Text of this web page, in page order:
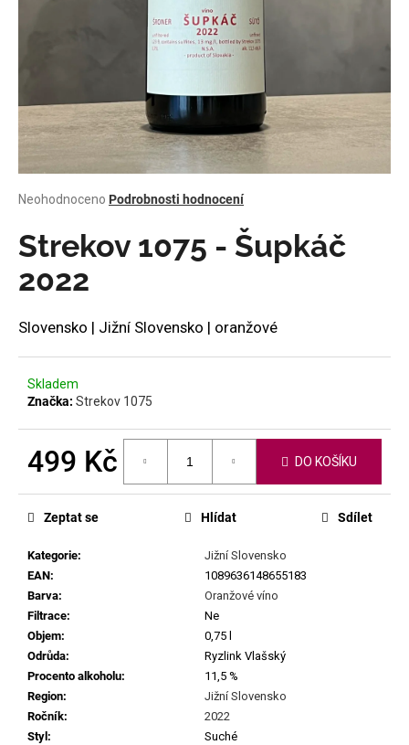
Průměrné
produktu
je
z
hvězdiček.
Neohodnoceno Podrobnosti hodnocení
Strekov 1075 - Šupkáč
2022
Slovensko | Jižní Slovensko | oranžové
Skladem
Značka: Strekov 1075
499 Kč DO KOŠÍKU
Kategorie:
Jižní Slovensko
EAN:
1089636148655183
Barva:
Oranžové víno
Filtrace:
Ne
Objem:
0,75 l
Odrůda:
Ryzlink Vlašský
Procento alkoholu:
11,5 %
Region:
Jižní Slovensko
Ročník:
2022
Styl :
Suché
Zeptat se Hlídat Sdílet
?
D
p
o
u
č
u
e
m
e
FABRICE
DODANE
DOMAINE
DE
SAINT
PIERRE
PETIT
CUROULET
2023